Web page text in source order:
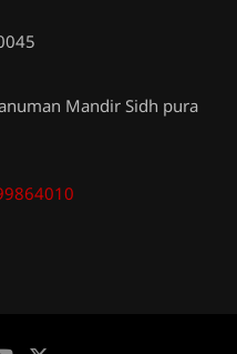
Mandir Sidh pura